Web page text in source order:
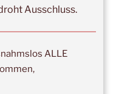
–Oberursel
–
18. Oktober
Ausschluss.
ALLE